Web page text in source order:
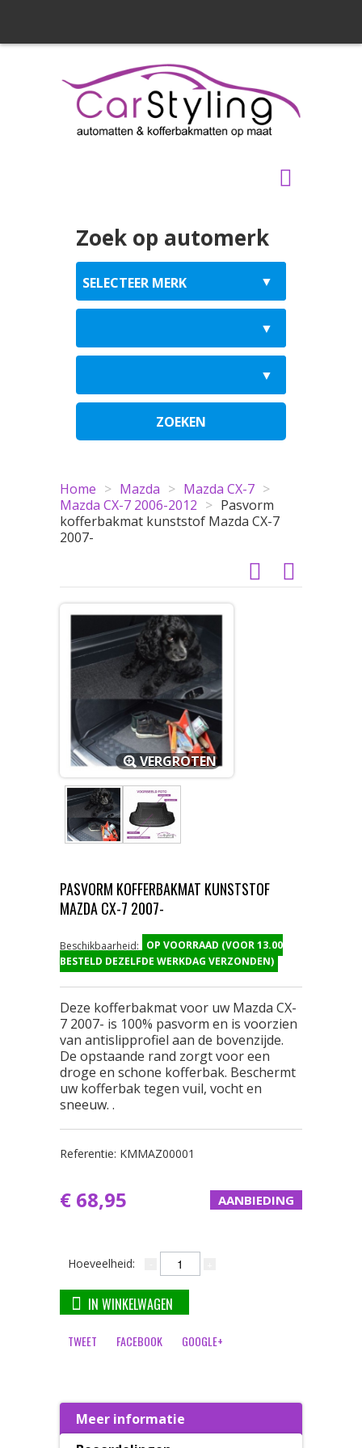
Zoek op automerk
ZOEKEN
Home > Mazda > Mazda CX-7 >
Mazda CX-7 2006-2012 > Pasvorm
kofferbakmat kunststof Mazda CX-7
2007-
VERGROTEN
PASVORM KOFFERBAKMAT KUNSTSTOF
MAZDA CX-7 2007-
Beschikbaarheid:
OP VOORRAAD (VOOR 13.00
BESTELD DEZELFDE WERKDAG VERZONDEN)
Deze kofferbakmat voor uw Mazda CX-
7 2007- is 100% pasvorm en is voorzien
van antislipprofiel aan de bovenzijde.
De opstaande rand zorgt voor een
droge en schone kofferbak. Beschermt
uw kofferbak tegen vuil, vocht en
sneeuw. .
Referentie: KMMAZ00001
€ 68,95 AANBIEDING
Hoeveelheid:
IN WINKELWAGEN
TWEET FACEBOOK GOOGLE+
Meer informatie